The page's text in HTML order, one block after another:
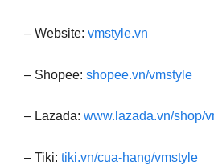
– Website: vmstyle.vn
– Shopee: shopee.vn/vmstyle
– Lazada: www.lazada.vn/shop/
– Tiki: tiki.vn/cua-hang/vmstyle